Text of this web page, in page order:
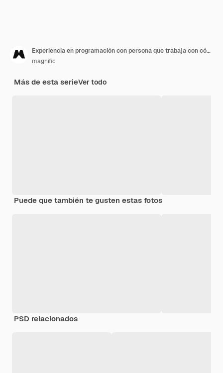
Experiencia en programación con persona que trabaja con códigos en computadora
magnific
Más de esta serieVer todo
Puede que también te gusten estas fotos
PSD relacionados